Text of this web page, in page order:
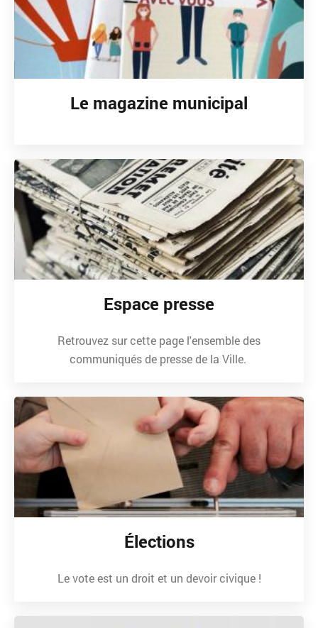
Le magazine municipal
Espace presse
Retrouvez sur cette page l'ensemble des
communiqués de presse de la Ville.
Élections
Le vote est un droit et un devoir civique !